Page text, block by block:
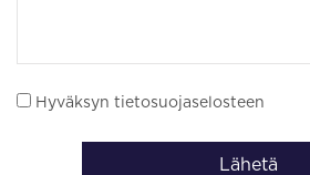
Hyväksyn tietosuojaselosteen
Lähetä